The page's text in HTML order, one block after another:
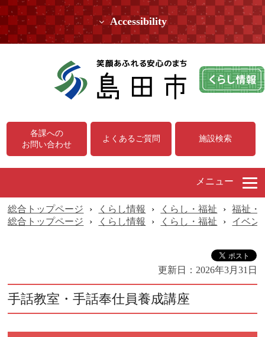
Accessibility
各課への
お問い合わせ
よくあるご質問 施設検索
メニュー
総合トップページ › くらし情報 › くらし・福祉 ›
福祉・
総合トップページ
› くらし情報 › くらし・福祉 › イベン
更新日： 2026年3月31日
手話教室・手話奉仕員養成講座